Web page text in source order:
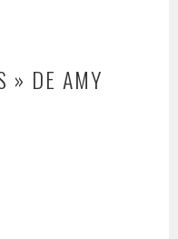
» DE AMY